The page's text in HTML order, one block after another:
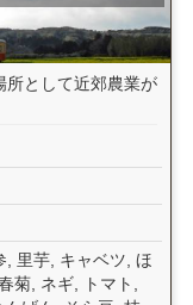
所として近郊農業が
, 里芋, キャベツ, ほ
菊, ネギ, トマト,